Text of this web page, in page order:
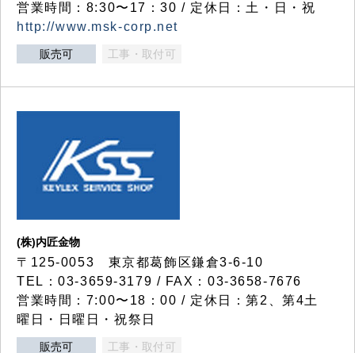
営業時間：8:30〜17：30 / 定休日：土・日・祝
http://www.msk-corp.net
販売可 工事・取付可
(株)内匠金物
〒125-0053 東京都葛飾区鎌倉3-6-10
TEL：03-3659-3179 / FAX：03-3658-7676
営業時間：7:00〜18：00 / 定休日：第2、第4土
曜日・日曜日・祝祭日
販売可 工事・取付可